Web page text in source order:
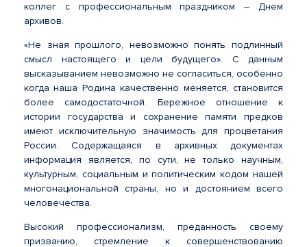
коллег с профессиональным праздником – Днем
архивов.
«Не зная прошлого, невозможно понять подлинный
смысл настоящего и цели будущего». С данным
высказыванием невозможно не согласиться, особенно
когда наша Родина качественно меняется, становится
более самодостаточной. Бережное отношение к
истории государства и сохранение памяти предков
имеют исключительную значимость для процветания
России. Содержащаяся в архивных документах
информация является, по сути, не только научным,
культурным, социальным и политическим кодом нашей
многонациональной страны, но и достоянием всего
человечества.
Высокий профессионализм, преданность своему
призванию, стремление к совершенствованию